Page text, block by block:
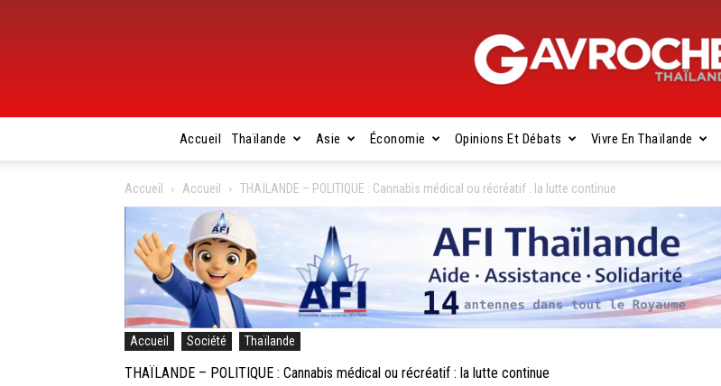
Gavroche
Thaïlande
Accueil Thaïlande Asie Économie Opinions Et Débats Vivre En Thaïlande
Accueil Accueil THAÏLANDE – POLITIQUE : Cannabis médical ou récréatif : la lutte continue
Accueil Société Thaïlande
THAÏLANDE – POLITIQUE : Cannabis médical ou récréatif : la lutte continue